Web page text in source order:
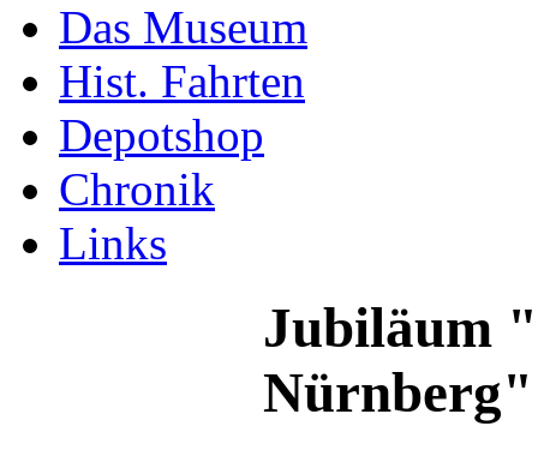
Das Museum
Hist. Fahrten
Depotshop
Chronik
Links
Jubiläum
Nürnberg"